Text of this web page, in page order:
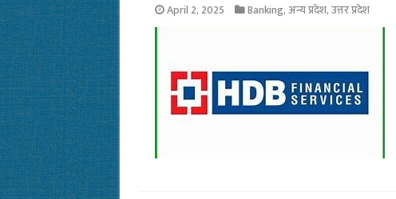
April 2, 2025 Banking,अन्य प्रदेश,उत्तर प्रदेश